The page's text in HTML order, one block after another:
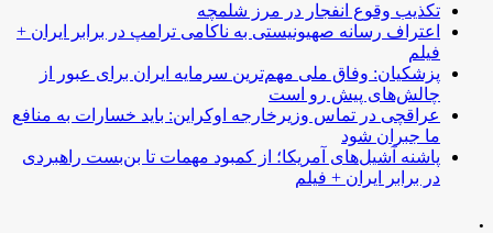
تکذیب وقوع انفجار در مرز شلمچه
اعتراف رسانه صهیونیستی به ناکامی ترامپ در برابر ایران +
فیلم
پزشکیان: وفاق ملی مهم‌ترین سرمایه ایران برای عبور از
چالش‌های پیش رو است
عراقچی در تماس وزیرخارجه اوکراین: باید خسارات به منافع
ما جبران شود
پاشنه آشیل‌های آمریکا؛ از کمبود مهمات تا بن‌بست راهبردی
در برابر ایران + فیلم
.